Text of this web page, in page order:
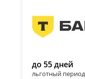
до 55 дней
льготный период